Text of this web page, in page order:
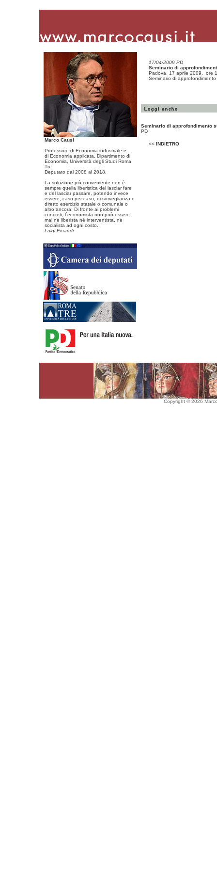
Marco Causi
Professore di Economia industriale e
di Economia applicata, Dipartimento di
Economia, Università degli Studi Roma
Tre.
Deputato dal 2008 al 2018.
La soluzione più conveniente non è
sempre quella liberistica del lasciar fare
e del lasciar passare, potendo invece
essere, caso per caso, di sorveglianza o
diretto esercizio statale o comunale o
altro ancora. Di fronte ai problemi
concreti, l´economista non può essere
mai né liberista né interventista, né
socialista ad ogni costo.
Luigi Einaudi
17/04/2009 PD
Seminario di
Padova, 17 aprile 2009, ore
Seminario di
Seminario di approfondimento
PD
<< INDIETRO
Copyright © 2026